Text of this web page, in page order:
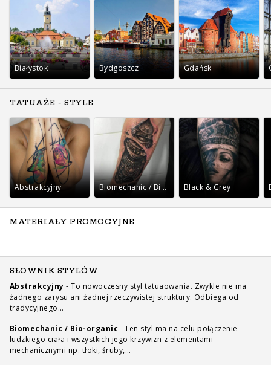
Białystok Bydgoszcz Gdańsk
TATUAŻE - STYLE
Abstrakcyjny Biomechanic / Bio-organic Black & Grey
MATERIAŁY PROMOCYJNE
SŁOWNIK STYLÓW
Abstrakcyjny - To nowoczesny styl tatuaowania. Zwykle nie ma
żadnego zarysu ani żadnej rzeczywistej struktury. Odbiega od
tradycyjnego…
Biomechanic / Bio-organic - Ten styl ma na celu połączenie
ludzkiego ciała i wszystkich jego krzywizn z elementami
mechanicznymi np. tłoki, śruby,…